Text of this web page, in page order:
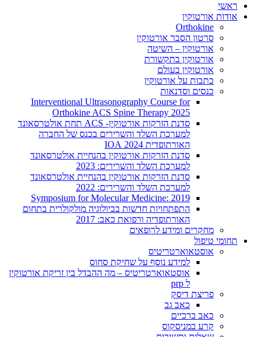
ראשי
אודות אורטוקין
Orthokine
סרטון הסבר אורטוקין
אורטוקין – השיטה
אורטוקין בתקשורת
אורטוקין בעולם
כתבות על אורטוקין
כנסים וסדנאות
Interventional Ultrasonography Course for
Orthokine ACS Spine Therapy 2025
סדנת הזרקות אורטוקין- ACS תחת אולטרסאונד
למערכת השלד והשרירים בכנס של החברה
האורתופדית 2024 IOA
סדנת הזרקות אורטוקין בהנחיית אולטרסאונד
למערכת השלד והשרירים: 2023
סדנת הזרקות אורטוקין בהנחיית אולטרסאונד
למערכת השלד והשרירים: 2022
2019 :Symposium for Molecular Medicine
התפתחויות חדשות בביולוגיה מולקולרית בתחום
האורתופדיה ורפואת כאב: 2017
מחקרים ומידע לרופאים
תחומי טיפול
אוסטאוארטריטיס
למידע נוסף על שחיקת סחוס
אוסטאוארטריטיס – מה ההבדל בין זריקת אורטוקין
ל prp
פריצת דיסק
כאב גב
כאב ברכיים
קרע במניסקוס